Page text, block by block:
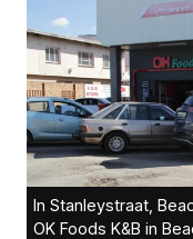
In Stanleystraat,
OK Foods K&B in